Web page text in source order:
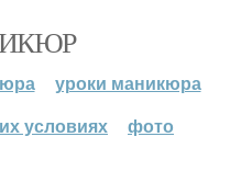
уроки маникюра
условиях
фото